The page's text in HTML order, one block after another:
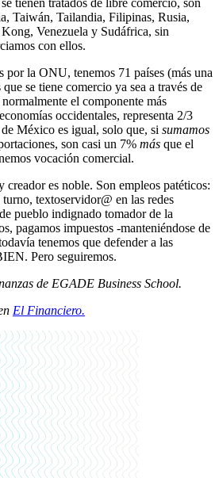
tienen tratados de libre comercio, son
Taiwán, Tailandia, Filipinas, Rusia,
Venezuela y Sudáfrica, sin
con ellos.
por la ONU, tenemos 71 países (más una
se tiene comercio ya sea a través de
el componente más
occidentales, representa 2/3
México es igual, solo que, si sumamos
son casi un 7% más que el
vocación comercial.
creador es noble. Son empleos patéticos:
textoservidor@ en las redes
pueblo indignado tomador de la
pagamos impuestos -manteniéndose de
tenemos que defender a las
Pero seguiremos.
de EGADE Business School.
El Financiero.